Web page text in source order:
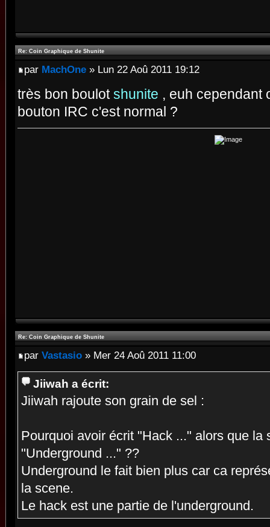
Re: Coin Graphique de Shunite
par MachOne » Lun 22 Aoû 2011 19:12
très bon boulotshunite , euh cependant
bouton IRC c'est normal ?
Re: Coin Graphique de Shunite
par Vastasio » Mer 24 Aoû 2011 11:00
Jiiwah a écrit:
Jiiwah rajoute son grain de sel :
Pourquoi avoir écrit "Hack ..." alors que la
"Underground ..." ??
Underground le fait bien plus car ca
la scene.
Le hack est une partie de l'underground.